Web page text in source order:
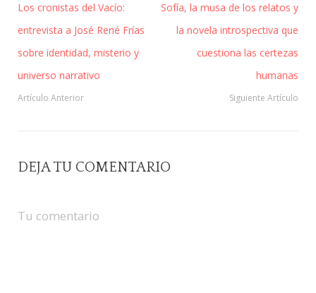
Los cronistas del Vacío:
entrevista a José René Frías
sobre identidad, misterio y
universo narrativo
Artículo Anterior
Sofía, la musa de los relatos y
la novela introspectiva que
cuestiona las certezas
humanas
Siguiente Artículo
DEJA TU COMENTARIO